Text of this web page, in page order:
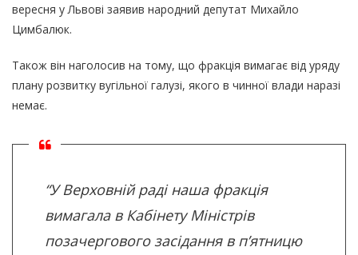
вересня у Львові заявив народний депутат Михайло
Цимбалюк.
Також він наголосив на тому, що фракція вимагає від уряду
плану розвитку вугільної галузі, якого в чинної влади наразі
немає.
“У Верховній раді наша фракція
вимагала в Кабінету Міністрів
позачергового засідання в п’ятницю